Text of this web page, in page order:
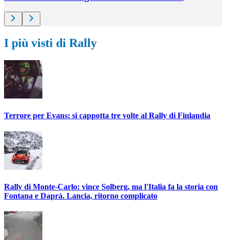
I più visti di Rally
Terrore per Evans: si cappotta tre volte al Rally di Finlandia
Rally di Monte-Carlo: vince Solberg, ma l'Italia fa la storia con
Fontana e Daprà. Lancia, ritorno complicato